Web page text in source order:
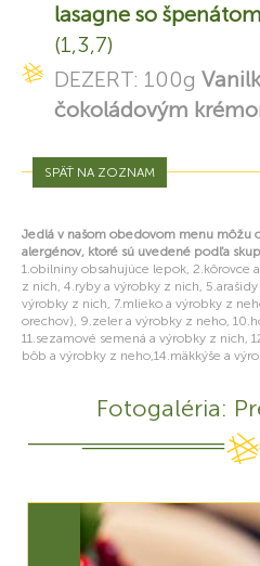
lasagne so
(1,3,7)
DEZERT: 100g
čokoládovým
SPÄŤ NA ZOZNAM
Jedlá v našom obedovom menu môžu
alergénov, ktoré sú uvedené podľa
1.obilniny obsahujúce lepok, 2.kôrovce
z nich, 4.ryby a výrobky z nich,
výrobky z nich, 7.mlieko a výrobky z
orechov), 9.zeler a výrobky z neho,
11.sezamové semená a výrobky z nich,
bôb a výrobky z neho,14.mäkkýše a
Fotogaléria: